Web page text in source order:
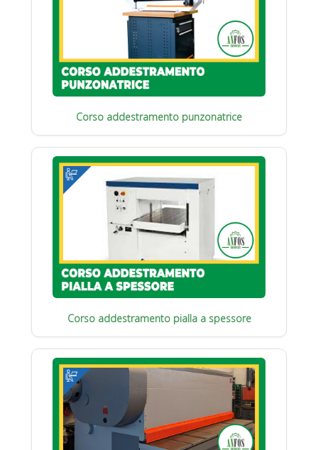
Corso addestramento punzonatrice
Corso addestramento pialla a spessore